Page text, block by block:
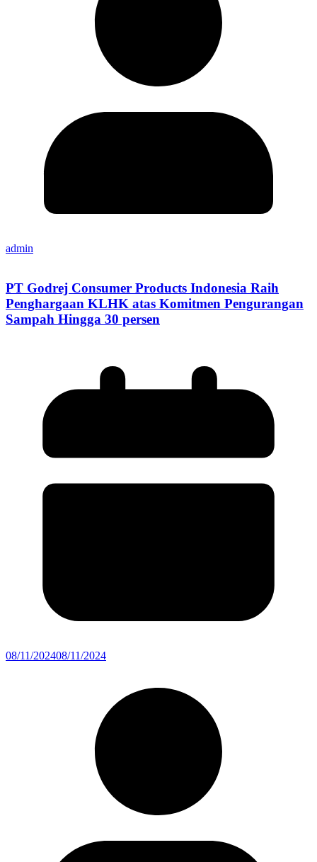
admin
PT Godrej Consumer Products Indonesia Raih
Penghargaan KLHK atas Komitmen Pengurangan
Sampah Hingga 30 persen
08/11/202408/11/2024